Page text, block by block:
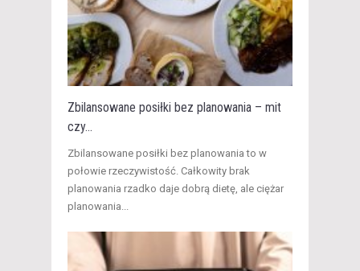
Zbilansowane posiłki bez planowania – mit
czy...
​Zbilansowane posiłki bez planowania to w
połowie rzeczywistość. Całkowity brak
planowania rzadko daje dobrą dietę, ale ciężar
planowania...